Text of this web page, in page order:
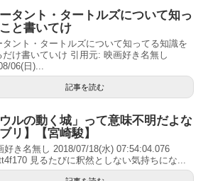
タント・タートルズについて知っ
と書いてけ
タント・タートルズについて知ってる知識を
だけ書いていけ 引用元: 映画好き名無し
06(日)...
記事を読む
ウルの動く城」って意味不明だよな
ブリ】【宮崎駿】
好き名無し 2018/07/18(水) 07:54:04.076
見るたびに釈然としない気持ちにな...